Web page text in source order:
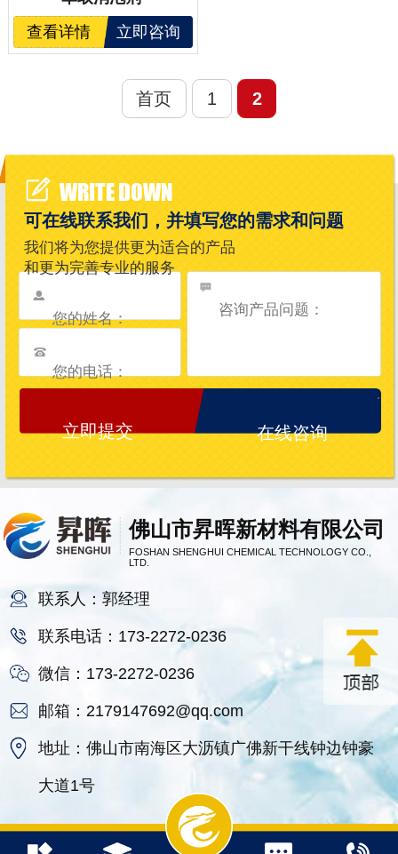
查看详情
立即咨询
首页 1 2
佛山市昇晖新材料有限公司
FOSHAN SHENGHUI CHEMICAL TECHNOLOGY CO.,
LTD.
联系人：郭经理
联系电话：173-2272-0236
微信：173-2272-0236
邮箱：2179147692@qq.com
地址：佛山市南海区大沥镇广佛新干线钟边钟豪
大道1号
WRITE DOWN
可在线联系我们，并填写您的需求和问题
我们将为您提供更为适合的产品
和更为完善专业的服务
在线咨询